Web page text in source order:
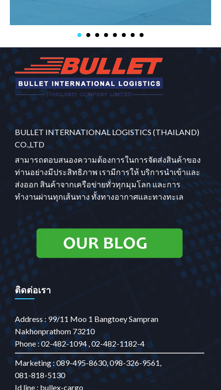
BULLET INTERNATIONAL LOGISTICS (THAILAND)
CO.,LTD
สามารถตอบสนองความต้องการในการจัดส่งสินค้าของ
ท่านอย่างมีประสิทธิภาพ เรามีการให้ บริการนำเข้าและ
ส่งออก สินค้าจากเครือข่ายทั่วทุกมุมโลก และการ
ทำงานผ่านทุกเส้นทาง ทั้งทางอากาศและทางทะเล
ติดต่อเรา
Address : 99/11 Moo 1 Bangtoey Sampran
Nakhonprathom 73210
Phone : 02-482-1094 , 02-482-1182-4
Marketing : 089-495-8630, 098-326-9561,
081-818-5130
Id line : bullex-cargo